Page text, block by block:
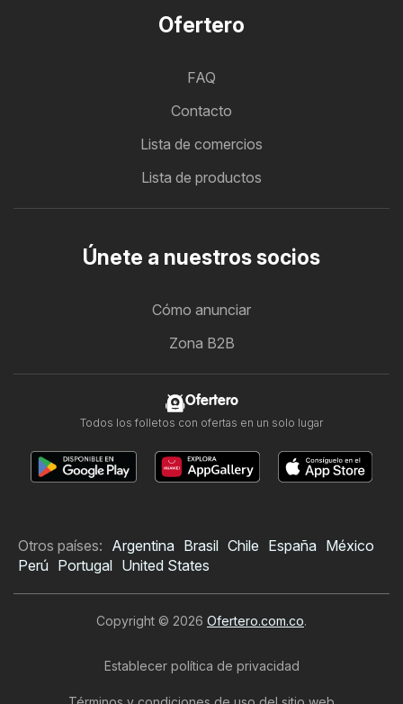
Ofertero
FAQ
Contacto
Lista de comercios
Lista de productos
Únete a nuestros socios
Cómo anunciar
Zona B2B
Ofertero
Todos los folletos con ofertas en un solo lugar
Otros países: Argentina Brasil Chile España México
Perú Portugal United States
Copyright © 2026 Ofertero.com.co.
Establecer política de privacidad